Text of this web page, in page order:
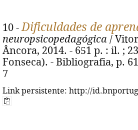
10 -Dificuldades de
neuropsicopedagógica /
Âncora, 2014. - 651 p. : il. ;
Fonseca). - Bibliografia, p.
7
Link persistente: http://